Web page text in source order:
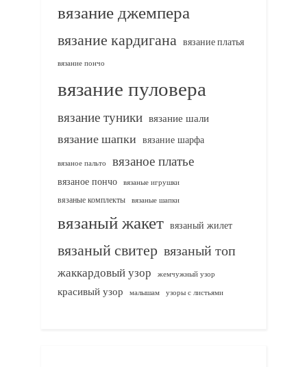
вязание джемпера
вязание кардигана вязание платья
вязание пончо
вязание пуловера
вязание туники вязание шали
вязание шапки вязание шарфа
вязаное пальто вязаное платье
вязаное пончо вязаные игрушки
вязаные комплекты
вязаные шапки
вязаный жакет вязаный жилет
вязаный свитер вязаный топ
жаккардовый узор жемчужный узор
красивый узор малышам узоры с листьями